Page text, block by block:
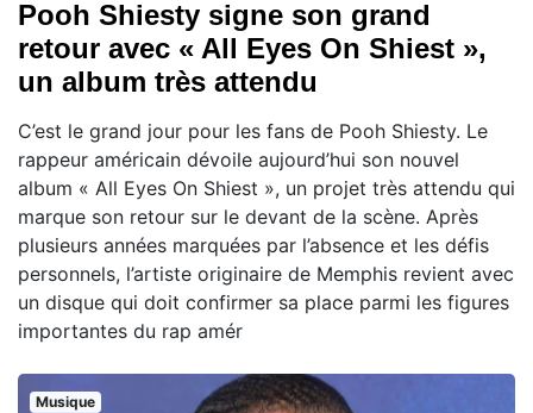
Pooh Shiesty signe son grand
retour avec « All Eyes On Shiest »,
un album très attendu
C’est le grand jour pour les fans de Pooh Shiesty. Le
rappeur américain dévoile aujourd’hui son nouvel
album « All Eyes On Shiest », un projet très attendu qui
marque son retour sur le devant de la scène. Après
plusieurs années marquées par l’absence et les défis
personnels, l’artiste originaire de Memphis revient avec
un disque qui doit confirmer sa place parmi les figures
importantes du rap amér
Musique